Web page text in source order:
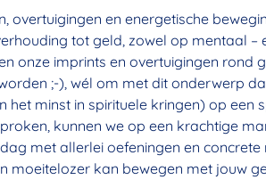
en energetische
tot geld, zowel op mentaal –
onze imprints en overtuigingen rond
;-), wél om met dit onderwerp
minst in spirituele kringen) op een
kunnen we op een krachtige
met allerlei oefeningen en
moeitelozer kan bewegen met jouw